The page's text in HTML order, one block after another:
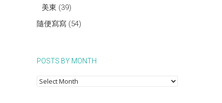
美東 (39)
隨便寫寫 (54)
POSTS BY MONTH
Posts